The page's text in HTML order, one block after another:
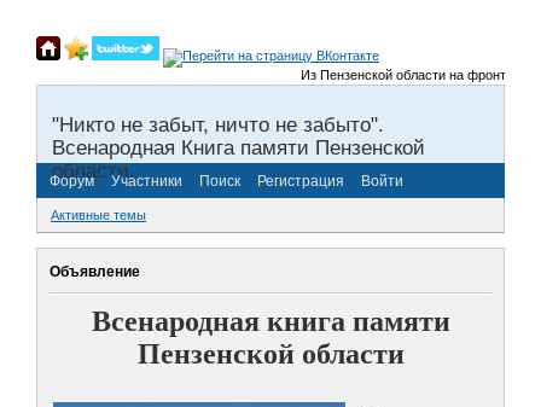
Из Пензенской области на фронты
"Никто не забыт, ничто не забыто".
Всенародная Книга памяти Пензенской
области.
Форум Участники Поиск Регистрация Войти
Активные темы
Объявление
Всенародная книга памяти
Пензенской области